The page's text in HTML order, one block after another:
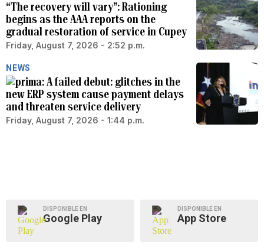
“The recovery will vary”: Rationing
begins as the AAA reports on the
gradual restoration of service in Cupey
Friday, August 7, 2026 - 2:52 p.m.
NEWS
A failed debut: glitches in the
new ERP system cause payment delays
and threaten service delivery
Friday, August 7, 2026 - 1:44 p.m.
DISPONIBLE EN
Google Play
DISPONIBLE EN
App Store